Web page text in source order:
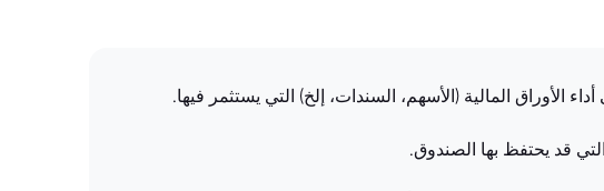
قد يحتفظ بها الصندوق.